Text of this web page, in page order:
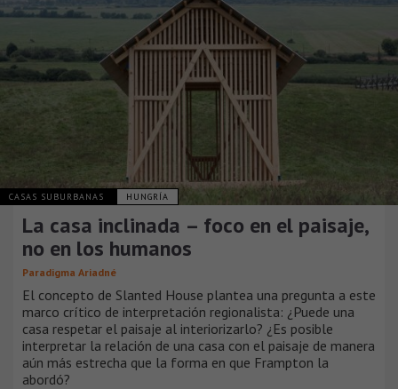
CASAS SUBURBANAS HUNGRÍA
La casa inclinada – foco en el paisaje,
no en los humanos
Paradigma Ariadné
El concepto de Slanted House plantea una pregunta a este
marco crítico de interpretación regionalista: ¿Puede una
casa respetar el paisaje al interiorizarlo? ¿Es posible
interpretar la relación de una casa con el paisaje de manera
aún más estrecha que la forma en que Frampton la
abordó?